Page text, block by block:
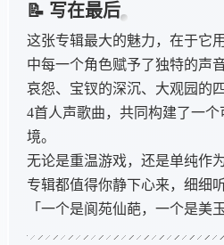
📝 写在最后
这张专辑最大的魅力，在于它
中每一个角色赋予了独特的声
哀怨、宝钗的深沉、大观园
4首人声歌曲，共同构建了一
境。
无论是重温游戏，还是单纯作
专辑都值得你静下心来，细细听
「一个是阆苑仙葩，一个是美